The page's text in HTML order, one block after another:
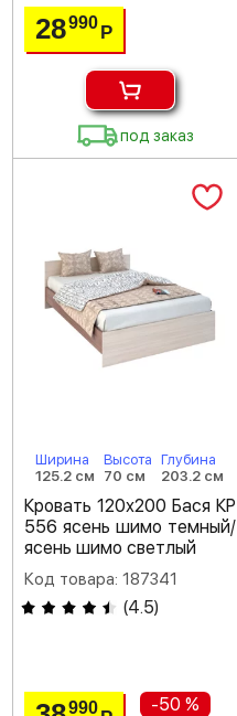
28990Р
под заказ
Ширина
125.2 см
Высота
70 см
Глубина
203.2 см
Кровать 120х200 Бася КР
556 ясень шимо темный/
ясень шимо светлый
Код товара: 187341
(4.5)
990 -50 %